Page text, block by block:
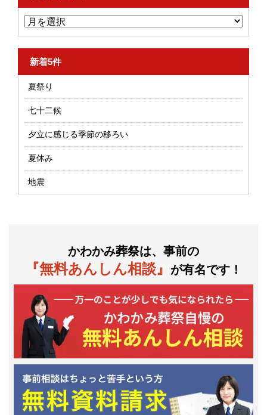
新着5件
夏祭り
七十二候
夕立に感じる季節の移ろい
夏休み
地震
かわかみ葬祭は、事前の
『無料あんしん相談』 が有名です！